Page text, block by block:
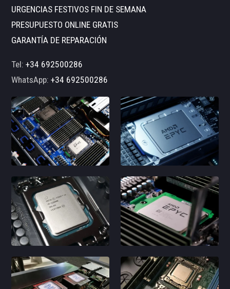
URGENCIAS FESTIVOS FIN DE SEMANA
PRESUPUESTO ONLINE GRATIS
GARANTÍA DE REPARACIÓN
Tel:+34 692500286
WhatsApp:+34 692500286